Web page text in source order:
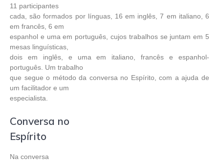
11 participantes
cada, são formados por línguas, 16 em inglês, 7 em italiano, 6
em francês, 6 em
espanhol e uma em português, cujos trabalhos se juntam em 5
mesas linguísticas,
dois em inglês, e uma em italiano, francês e espanhol-
português. Um trabalho
que segue o método da conversa no Espírito, com a ajuda de
um facilitador e um
especialista.
Conversa no
Espírito
Na conversa